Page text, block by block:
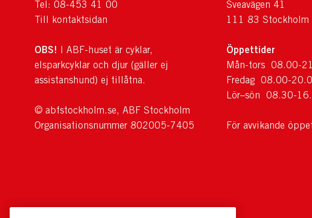
Tel: 08-453 41 00
Till kontaktsidan
OBS! I ABF-huset är cyklar,
elsparkcyklar och djur (gäller ej
assistanshund) ej tillåtna.
© abfstockholm.se, ABF Stockholm
Organisationsnummer 802005-7405
Sveavägen 41
111 83 Stockholm
Öppettider
Mån-tors 08.00-
Fredag 08.00-
Lör–sön 08.30-
För avvikande